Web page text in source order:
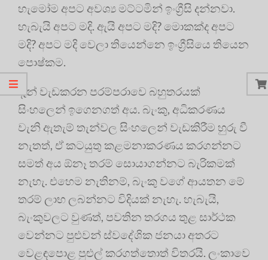
හැමෝම අපට අවශ්‍ය මට්ටමින් ඉංග්‍රීසි දන්නවා.
හැබැයි අපට මදි. ඇයි අපට මදි? මොකක්ද අපට
මදි? අපට මදි වෙලා තියෙන්නෙ ඉංග්‍රීසියෙ තියෙන
පොෂ්කම.
දැන් වැඩකරන පරම්පරාවෙ බහුතරයක්
සිංහලෙන් ඉගෙනගත් අය. බැංකු, අධිකරණය
වැනි ඇතැම් තැන්වල සිංහලෙන් වැඩකිරීම හුරු වී
නැතත්, ඒ කටයුතු කළමනාකරණය කරගන්නට
සමත් අය ඕනෑ තරම් සොයාගන්නට බැරිකමක්
නැහැ. එහෙම නැතිනම්, බැංකු වගේ ආයතන මේ
තරම් ලාභ ලබන්නට විදියක් නැහැ. හැබැයි,
බැංකුවලට වුණත්, පවතින තරගය තුළ සාර්ථක
වෙන්නට පුළුවන් ස්වදේශික ජනයා අතරට
වෙළඳපොළ පුළුල් කරගත්තොත් විතරයි. ලංකාවෙ